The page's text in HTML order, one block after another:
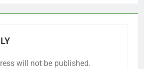
will not be published.